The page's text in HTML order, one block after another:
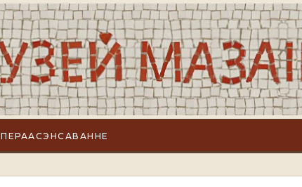
ПЕРААСЭНСАВАННЕ